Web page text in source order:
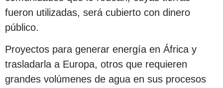
fueron utilizadas, será cubierto con dinero
público.
Proyectos para generar energía en África y
trasladarla a Europa, otros que requieren
grandes volúmenes de agua en sus procesos